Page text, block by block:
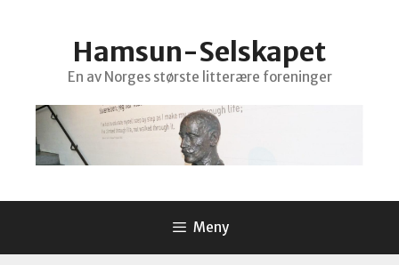
Hamsun-Selskapet
En av Norges største litterære foreninger
Meny